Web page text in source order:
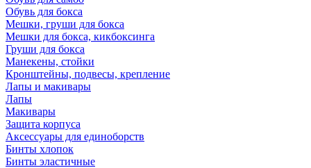
Обувь для бокса
Мешки, груши для бокса
Мешки для бокса, кикбоксинга
Груши для бокса
Манекены, стойки
Кронштейны, подвесы, крепление
Лапы и макивары
Лапы
Макивары
Защита корпуса
Аксессуары для единоборств
Бинты хлопок
Бинты эластичные